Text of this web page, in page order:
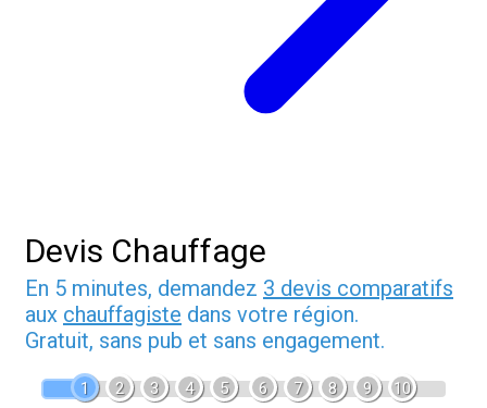
Devis Chauffage
En 5 minutes, demandez 3 devis comparatifs
aux chauffagiste dans votre région.
Gratuit, sans pub et sans engagement.
1 2 3 4 5 6 7 8 9 10